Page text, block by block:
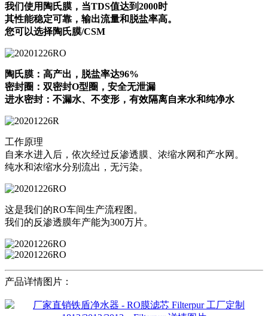
我们使用陶氏膜，当TDS值达到2000时
其性能稳定可靠，输出流量和脱盐率高。
您可以选择陶氏膜/CSM
陶氏膜：高产出，脱盐率达96%
密封圈：双密封O型圈，安全无泄漏
进水密封：不漏水、不变形，有效隔离自来水和纯净水
工作原理
自来水进入后，依次经过反渗透膜、浓缩水网和产水网。
纯水和浓缩水分别流出，无污染。
这是我们的RO车间生产流程图。
我们的反渗透膜年产能为300万片。
产品详情图片：